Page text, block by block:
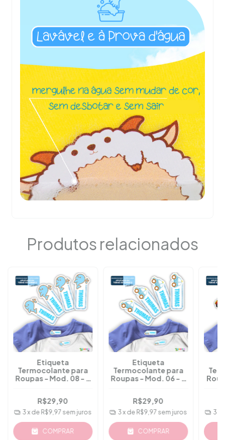
Produtos relacionados
Etiqueta
Termocolante para
Roupas - Mod. 08 - A
R$29,90
3x de R$9,97 sem juros
COMPRAR
Etiqueta
Termocolante para
Roupas - Mod. 06 - A
R$29,90
3x de R$9,97 sem juros
COMPRAR
3